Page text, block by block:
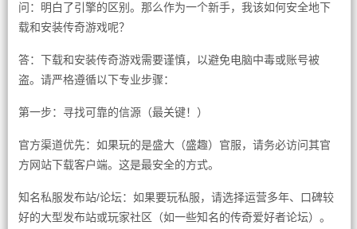
问：明白了引擎的区别。那么作为一个新手，我该如何安全地下
载和安装传奇游戏呢？
答：下载和安装传奇游戏需要谨慎，以避免电脑中毒或账号被
盗。请严格遵循以下专业步骤：
第一步：寻找可靠的信源（最关键！）
官方渠道优先：如果玩的是盛大（盛趣）官服，请务必访问其官
方网站下载客户端。这是最安全的方式。
知名私服发布站/论坛：如果要玩私服，请选择运营多年、口碑较
好的大型发布站或玩家社区（如一些知名的传奇爱好者论坛）。